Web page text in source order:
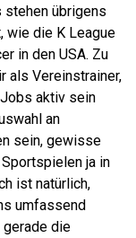
stehen übrigens
wie die K League
in den USA. Zu
als Vereinstrainer,
aktiv sein
an
sein, gewisse
ja in
ist natürlich,
umfassend
gerade die